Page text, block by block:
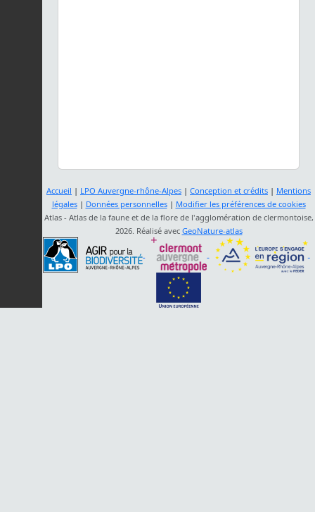
Accueil | LPO Auvergne-rhône-Alpes | Conception et crédits | Mentions
légales| Données personnelles| Modifier les préférences de cookies
Atlas - Atlas de la faune et de la flore de l'agglomération de clermontoise,
2026. Réalisé avec GeoNature-atlas